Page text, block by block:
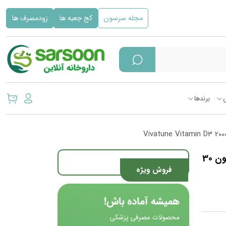
مجله سرسون کج جعبه ها زودمصرف ها
برندها
فروش ویژه
کپسول نرم ژلاتینی ویتامین D3 2000 واحد ویواتیون 30